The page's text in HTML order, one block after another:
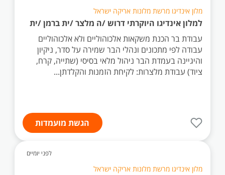
מלון אינדיגו מרשת מלונות אריקה ישראל
למלון אינדיגו היוקרתי דרוש /ה מלצר /ית ברמן /ית
עבודת בר הכנת משקאות אלכוהוליים ולא אלכוהוליים
עבודה לפי מתכונים ונהלי הבר שמירה על סדר, ניקיון
והיגיינה בעמדת הבר ניהול מלאי בסיסי (שתייה, קרח,
ציוד) עבודת מלצרות: לקיחת הזמנות והקלדתן...
הגשת מועמדות
לפני יומיים
מלון אינדיגו מרשת מלונות אריקה ישראל